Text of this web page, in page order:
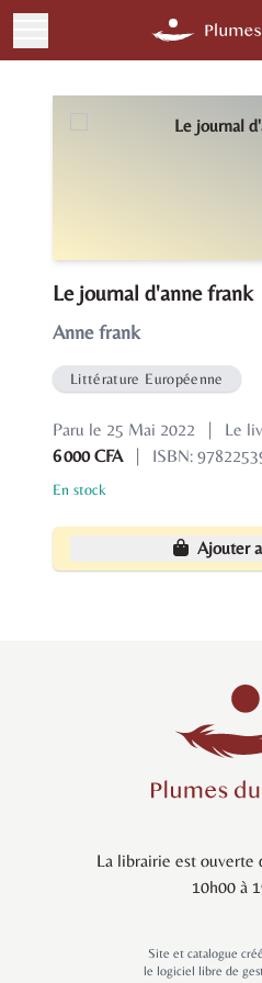
Le journal d'anne frank
Anne frank
Littérature Européenne
Paru le 25 Mai 2022 |
Le
6 000 CFA
| ISBN:
En stock
Ajouter
La librairie est ouverte
10h00 à
Site et catalogue
le logiciel libre de